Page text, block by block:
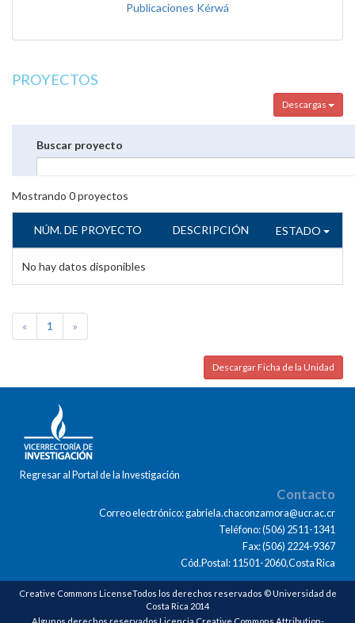
Publicaciones Kérwá
PROYECTOS
Descargas
Buscar proyecto
Mostrando 0proyectos
NÚM. DE PROYECTO DESCRIPCIÓN ESTADO
No hay datos disponibles
« 1 »
Descargar Ficha de la Unidad
Regresar al Portal de la Investigación
Contacto
Correo electrónico: gabriela.chaconzamora@ucr.ac.cr
Teléfono: (506) 2511-1341
Fax: (506) 2224-9367
Cód.Postal: 11501-2060,Costa Rica
Creative Commons LicenseTodos los derechos reservados © Universidad de
Costa Rica 2014